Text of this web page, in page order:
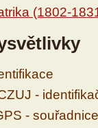
(1802-
-
-